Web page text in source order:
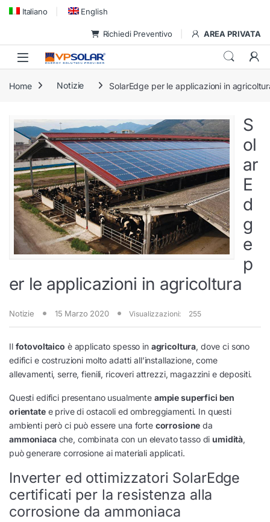
Skip to navigation
Skip to content
Italiano English
Richiedi Preventivo AREA PRIVATA
Home Notizie SolarEdge per le applicazioni in
S
ol
ar
E
d
g
e
p
er le applicazioni in agricoltura
Notizie 15 Marzo 2020 Visualizzazioni: 255
Il fotovoltaico è applicato spesso in agricoltura, dove ci sono
edifici e costruzioni molto adatti all’installazione, come
allevamenti, serre, fienili, ricoveri attrezzi, magazzini e depositi.
Questi edifici presentano usualmente ampie superfici ben
orientatee prive di ostacoli ed ombreggiamenti. In questi
ambienti però ci può essere una forte corrosione da
ammoniacache, combinata con un elevato tasso diumidità,
può generare corrosione ai materiali applicati.
Inverter ed ottimizzatori SolarEdge
certificati per la resistenza alla
corrosione da ammoniaca